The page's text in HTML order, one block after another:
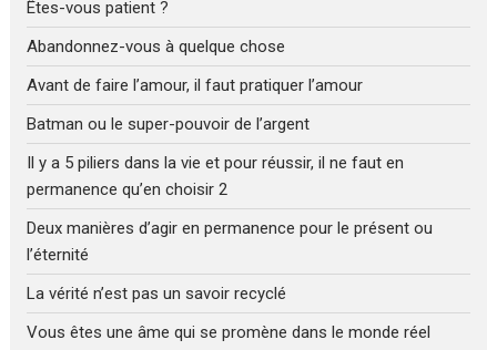
Êtes-vous patient ?
Abandonnez-vous à quelque chose
Avant de faire l’amour, il faut pratiquer l’amour
Batman ou le super-pouvoir de l’argent
Il y a 5 piliers dans la vie et pour réussir, il ne faut en
permanence qu’en choisir 2
Deux manières d’agir en permanence pour le présent ou
l’éternité
La vérité n’est pas un savoir recyclé
Vous êtes une âme qui se promène dans le monde réel